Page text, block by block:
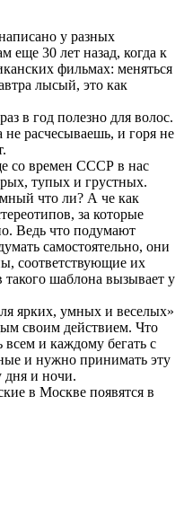
у разных
еще 30 лет назад, когда к
фильмах: меняться
лысый, это как
в год полезно для волос.
расчесываешь, и горя не
со времен СССР в нас
тупых и грустных.
что ли? А че как
за которые
Ведь что подумают
самостоятельно, они
соответствующие их
шаблона вызывает у
ярких, умных и веселых»
своим действием. Что
всем и каждому бегать с
и нужно принимать эту
дня и ночи.
в Москве появятся в